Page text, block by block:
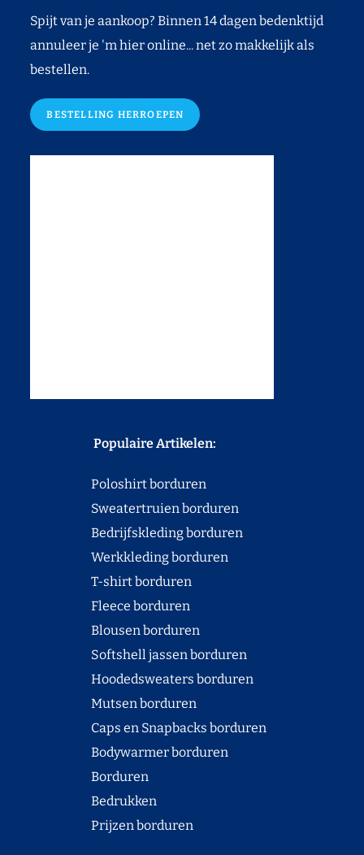
Spijt van je aankoop? Binnen 14 dagen bedenktijd
annuleer je 'm hier online... net zo makkelijk als
bestellen.
BESTELLING HERROEPEN
Populaire Artikelen:
Poloshirt borduren
Sweatertruien borduren
Bedrijfskleding borduren
Werkkleding borduren
T-shirt borduren
Fleece borduren
Blousen borduren
Softshell jassen borduren
Hoodedsweaters borduren
Mutsen borduren
Caps en Snapbacks borduren
Bodywarmer borduren
Borduren
Bedrukken
Prijzen borduren